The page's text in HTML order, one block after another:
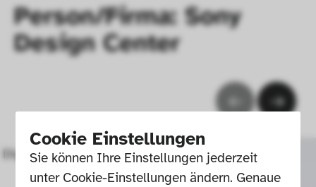
Cookie Einstellungen
Sie können Ihre Einstellungen jederzeit
unter Cookie-Einstellungen ändern. Genaue
Person/Firma: Sony
Design Center
Digitalkamera Sony DSC-F717